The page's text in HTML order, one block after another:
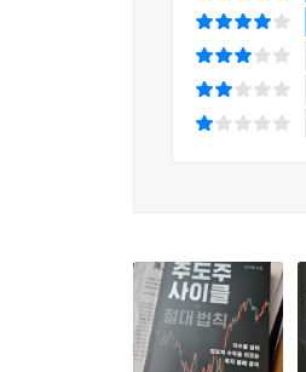
(Sell on)’ 상황이
손바뀜이 일어나는
계속 좋아지는데 주
상황을 이해하지 못
나는 지난 25년간
8장에서 우리는 델
더 나아가거나, 고
던 것과 같다.
주도주의 차트에서